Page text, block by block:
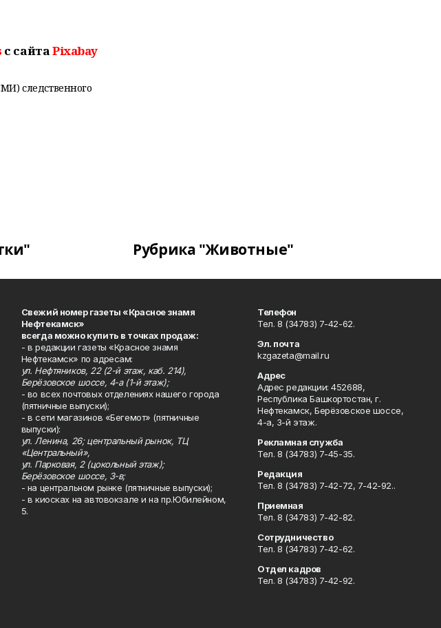
с сайтаPixabay
следственного
Рубрика "Животные"
Свежий номер газеты «Красное знамя
Нефтекамск»
всегда можно купить в точках продаж:
- в редакции газеты «Красное знамя
Нефтекамск» по адресам:
ул. Нефтяников, 22 (2-й этаж, каб. 214),
Берёзовское шоссе, 4-а (1-й этаж);
- во всех почтовых отделениях нашего города
(пятничные выпуски);
- в сети магазинов «Бегемот» (пятничные
выпуски):
ул. Ленина, 26; центральный рынок, ТЦ
«Центральный»,
ул. Парковая, 2 (цокольный этаж);
Берёзовское шоссе, 3-в;
- на центральном рынке (пятничные выпуски);
- в киосках на автовокзале и на пр.Юбилейном,
5.
Телефон
Тел. 8 (34783) 7-42-62.
Эл. почта
kzgazeta@mail.ru
Адрес
Адрес редакции: 452688,
Республика Башкортостан, г.
Нефтекамск, Берёзовское шоссе,
4-а, 3-й этаж.
Рекламная служба
Тел. 8 (34783) 7-45-35.
Редакция
Тел. 8 (34783) 7-42-72, 7-42-92..
Приемная
Тел. 8 (34783) 7-42-82.
Сотрудничество
Тел. 8 (34783) 7-42-62.
Отдел кадров
Тел. 8 (34783) 7-42-92.